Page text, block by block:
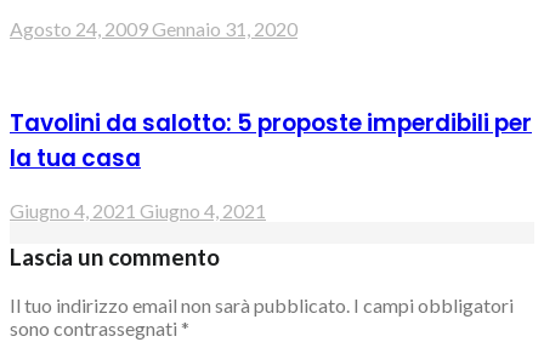
Agosto 24, 2009Gennaio 31, 2020
Tavolini da salotto: 5 proposte imperdibili per
la tua casa
Giugno 4, 2021 Giugno 4, 2021
Lascia un commento
Il tuo indirizzo email non sarà pubblicato. I campi obbligatori
sono contrassegnati *